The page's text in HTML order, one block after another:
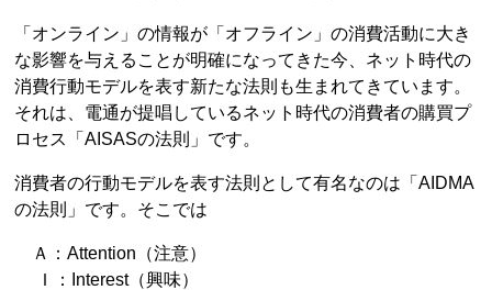
「オンライン」の情報が「オフライン」の消費活動に大き
な影響を与えることが明確になってきた今、ネット時代の
消費行動モデルを表す新たな法則も生まれてきています。
それは、電通が提唱しているネット時代の消費者の購買プ
ロセス「AISASの法則」です。
消費者の行動モデルを表す法則として有名なのは「AIDMA
の法則」です。そこでは
Ａ：Attention（注意）
Ｉ：Interest（興味）